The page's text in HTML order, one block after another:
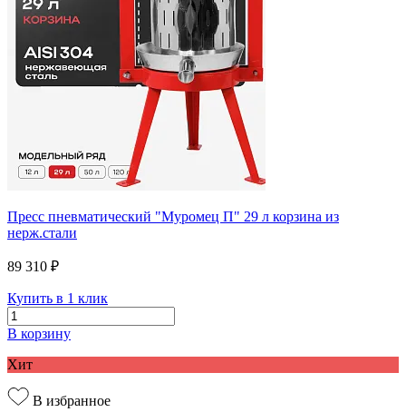
Пресс пневматический "Муромец П" 29 л корзина из
нерж.стали
89 310 ₽
Купить в 1 клик
В корзину
Хит
В избранное